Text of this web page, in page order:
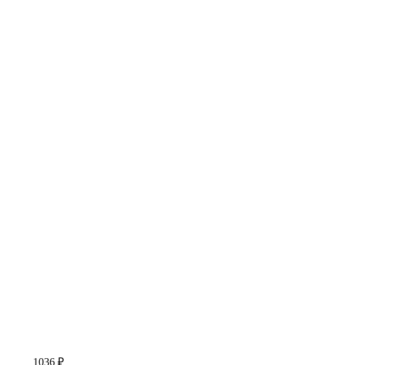
1036 ₽